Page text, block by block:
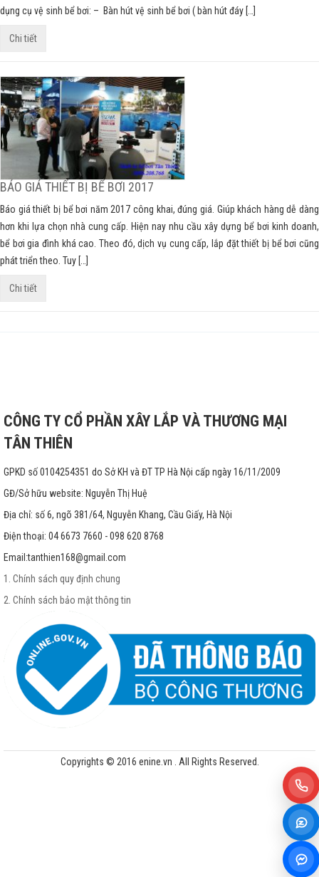
dụng cụ vệ sinh bể bơi: – Bàn hút vệ sinh bể bơi ( bàn hút đáy […]
Chi tiết
BÁO GIÁ THIẾT BỊ BỂ BƠI 2017
Báo giá thiết bị bể bơi năm 2017 công khai, đúng giá. Giúp khách hàng dễ dàng
hơn khi lựa chọn nhà cung cấp. Hiện nay nhu cầu xây dựng bể bơi kinh doanh,
bể bơi gia đình khá cao. Theo đó, dịch vụ cung cấp, lắp đặt thiết bị bể bơi cũng
phát triển theo. Tuy […]
Chi tiết
CÔNG TY CỔ PHẦN XÂY LẮP VÀ THƯƠNG MẠI
TÂN THIÊN
GPKD số 0104254351 do Sở KH và ĐT TP Hà Nội cấp ngày 16/11/2009
GĐ/Sở hữu website: Nguyễn Thị Huệ
Địa chỉ: số 6, ngõ 381/64, Nguyễn Khang, Cầu Giấy, Hà Nội
Điện thoại: 04 6673 7660 - 098 620 8768
Email:tanthien168@gmail.com
1. Chính sách quy định chung
2. Chính sách bảo mật thông tin
Copyrights © 2016 enine.vn . All Rights Reserved.